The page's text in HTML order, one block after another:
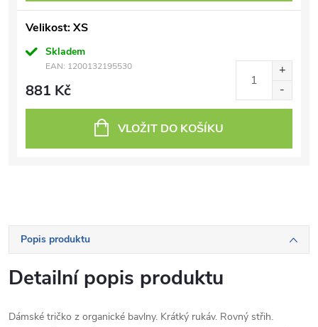
Velikost: XS
Skladem
EAN: 1200132195530
881 Kč
VLOŽIT DO KOŠÍKU
Popis produktu
Detailní popis produktu
Dámské tričko z organické bavlny. Krátký rukáv. Rovný střih.